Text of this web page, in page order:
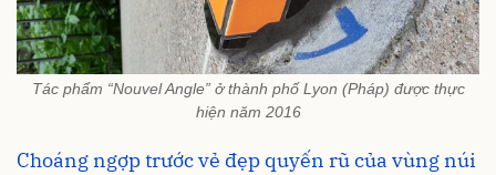
Tác phẩm “Nouvel Angle” ở thành phố Lyon (Pháp) được thực
hiện năm 2016
Choáng ngợp trước vẻ đẹp quyến rũ của vùng núi